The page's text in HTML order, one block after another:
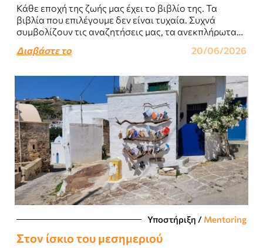
Κάθε εποχή της ζωής μας έχει το βιβλίο της. Τα
βιβλία που επιλέγουμε δεν είναι τυχαία. Συχνά
συμβολίζουν τις αναζητήσεις μας, τα ανεκπλήρωτα
Διαβάστε το 20/06/2026
Υποστήριξη / Mentoring
Στον ίσκιο του μεσημεριού